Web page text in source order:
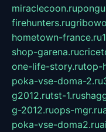
miraclecoon.ru
firehunters.ru
hometown-france.ru
shop-garena.ru
one-life-story.rutop-
poka-vse-doma-2.ru
g2012.rutst-1.ru
g-2012.ruops-mgr.ru
poka-vse-doma2.ru